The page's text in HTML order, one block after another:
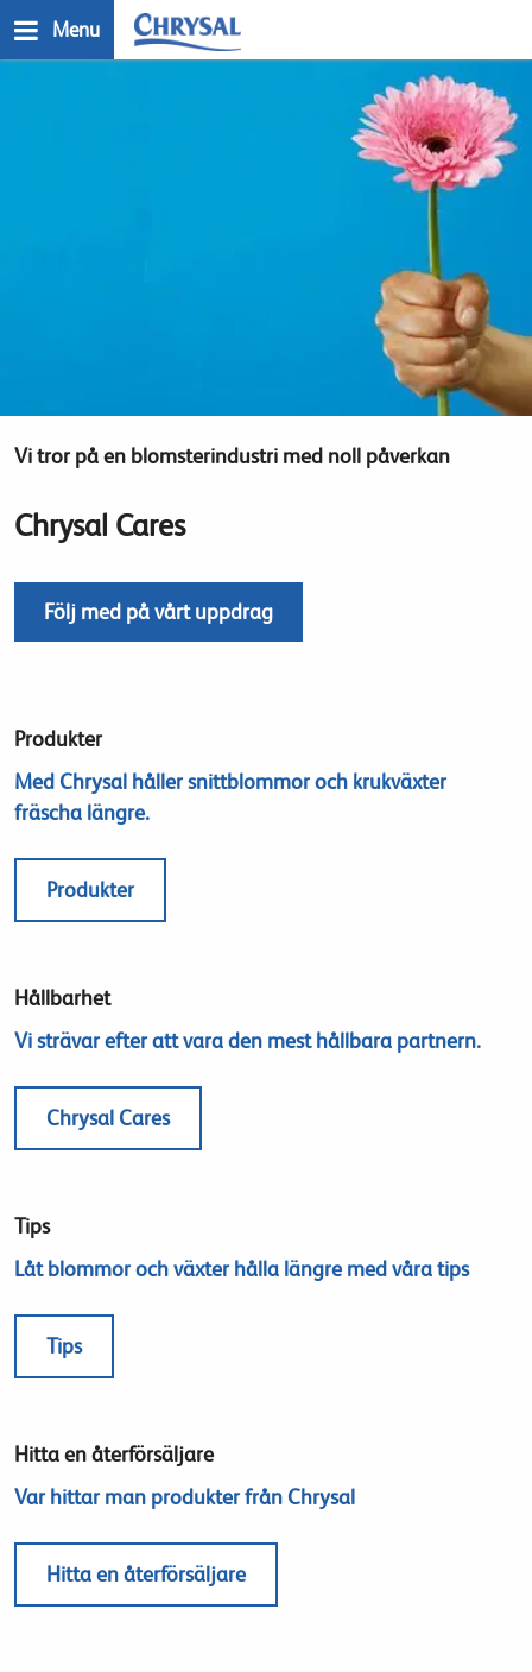
to
Menu
Vi tror på en blomsterindustri med noll påverkan
Chrysal Cares
Följ med på vårt uppdrag
Produkter
Med Chrysal håller snittblommor och krukväxter
fräscha längre.
Produkter
Hållbarhet
Vi strävar efter att vara den mest hållbara partnern.
Chrysal Cares
Tips
Låt blommor och växter hålla längre med våra tips
Tips
Hitta en återförsäljare
Var hittar man produkter från Chrysal
Hitta en återförsäljare